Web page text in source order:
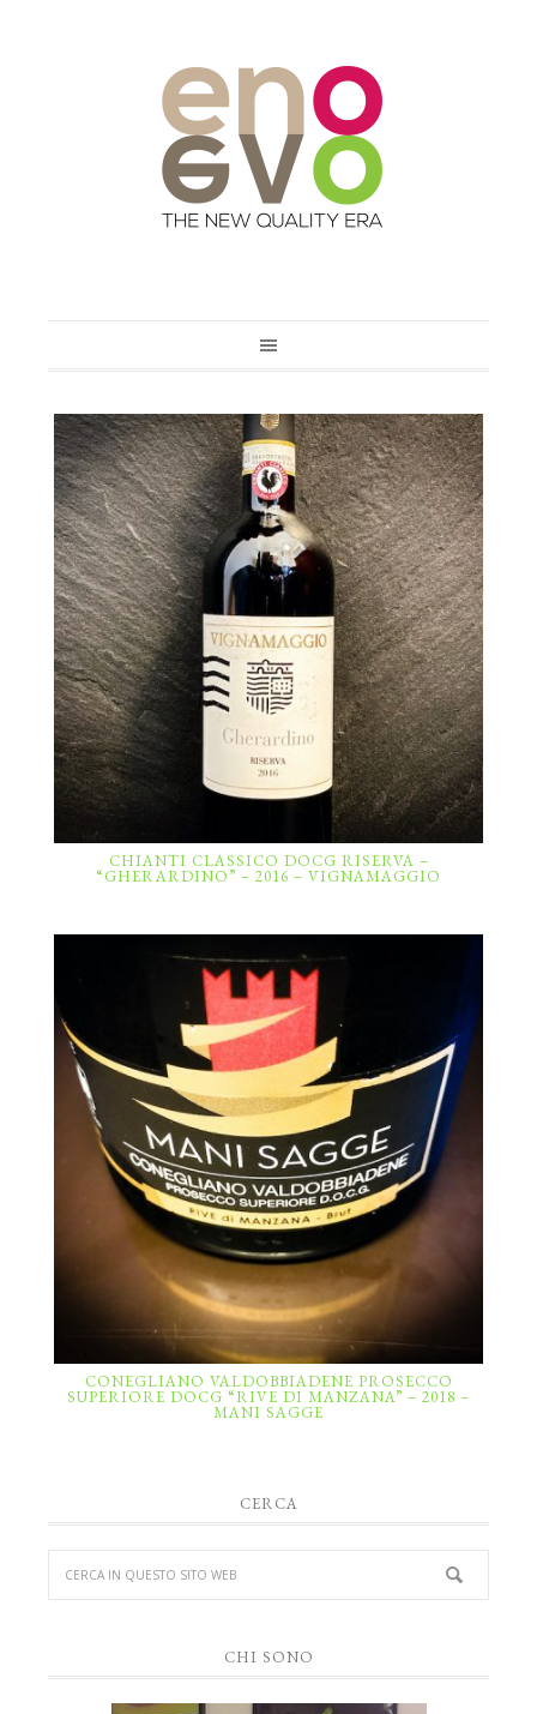
CHIANTI CLASSICO DOCG RISERVA –
“GHERARDINO” – 2016 – VIGNAMAGGIO
CONEGLIANO VALDOBBIADENE PROSECCO
SUPERIORE DOCG “RIVE DI MANZANA” – 2018 –
MANI SAGGE
CERCA
CHI SONO